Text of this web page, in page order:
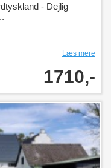
- Dejlig
Læs mere
1710,-